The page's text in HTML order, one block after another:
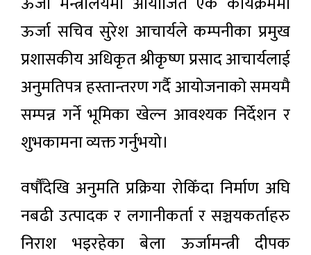
ऊर्जा सचिव सुरेश आचार्यले कम्पनीका प्रमुख
प्रशासकीय अधिकृत श्रीकृष्ण प्रसाद आचार्यलाई
अनुमतिपत्र हस्तान्तरण गर्दै आयोजनाको समयमै
सम्पन्न गर्ने भूमिका खेल्न आवश्यक निर्देशन र
शुभकामना व्यक्त गर्नुभयो।
वर्षौँदेखि अनुमति प्रक्रिया रोकिँदा निर्माण अघि
नबढी उत्पादक र लगानीकर्ता र सञ्चयकर्ताहरु
निराश भइरहेका बेला ऊर्जामन्त्री दीपक